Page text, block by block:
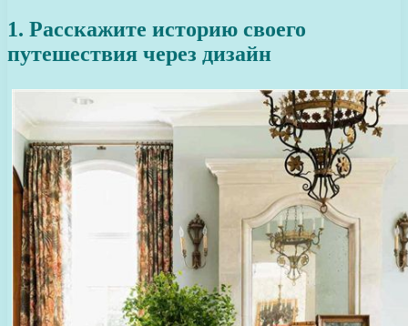
1. Расскажите историю своего
путешествия через дизайн